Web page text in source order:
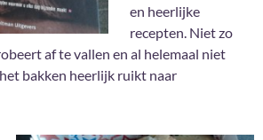
en heerlijke
recepten. Niet zo
af te vallen en al helemaal niet
bakken heerlijk ruikt naar